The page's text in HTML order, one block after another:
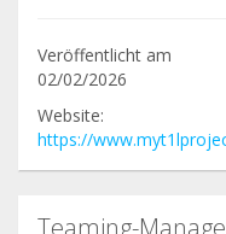
Veröffentlicht am
02/02/2026
Website:
https://